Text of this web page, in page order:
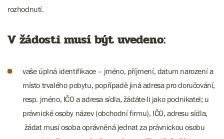
rozhodnutí.
V žádosti musí být uvedeno:
vaše úplná identifikace – jméno, příjmení, datum narození a
místo trvalého pobytu, popřípadě jiná adresa pro doručování,
resp. jméno, IČO a adresa sídla, žádáte-li jako podnikatel; u
právnické osoby název (obchodní firmu), IČO, adresu sídla,
žádat musí osoba oprávněná jednat za právnickou osobu